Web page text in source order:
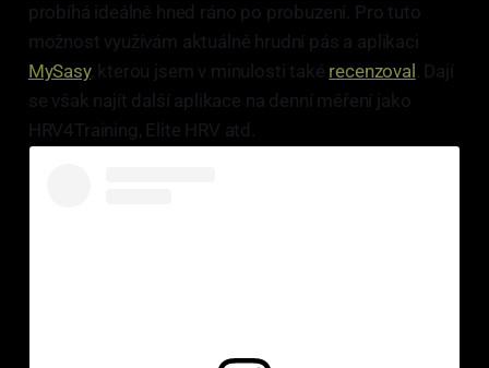
probíhá ideálně hned ráno po probuzení. Pro tuto
možnost využívám aktuálně hrudní pás a aplikaci
MySasy, kterou jsem v minulosti také recenzoval
. Dají
se však najít další aplikace na denní měření jako
HRV4Training, Elite HRV atd.